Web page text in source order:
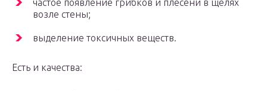
частое появление грибков и плесени в щелях
возле стены;
выделение токсичных веществ.
Есть и качества: